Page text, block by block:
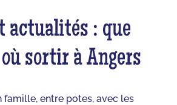
actualités : que
sortir à Angers
famille, entre potes, avec les